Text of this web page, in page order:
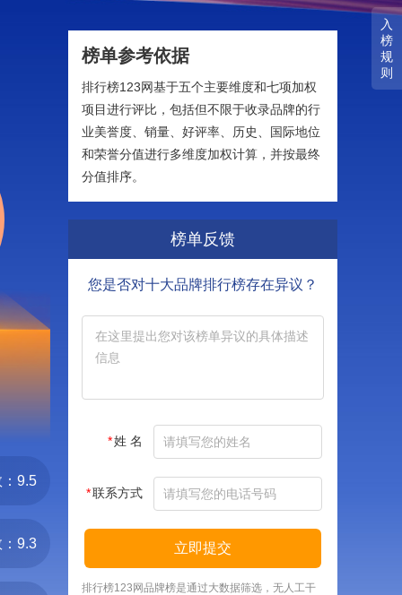
入
榜
规
则
9.5
9.3
榜单参考依据
排行榜123网基于五个主要维度和七项加权
项目进行评比，包括但不限于收录品牌的行
业美誉度、销量、好评率、历史、国际地位
和荣誉分值进行多维度加权计算，并按最终
分值排序。
榜单反馈
您是否对十大品牌排行榜存在异议？
*姓 名
*联系方式
立即提交
排行榜123网品牌榜是通过大数据筛选，无人工干